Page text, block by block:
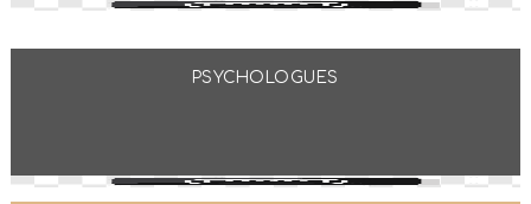
PSYCHOLOGUES